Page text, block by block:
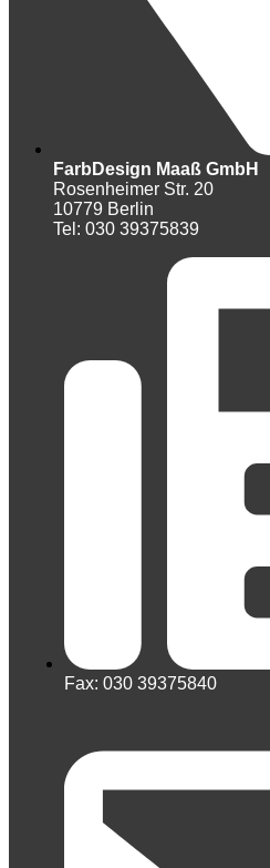
FarbDesign Maaß GmbH
Rosenheimer Str. 20
10779 Berlin
Tel: 030 39375839
Fax: 030 39375840